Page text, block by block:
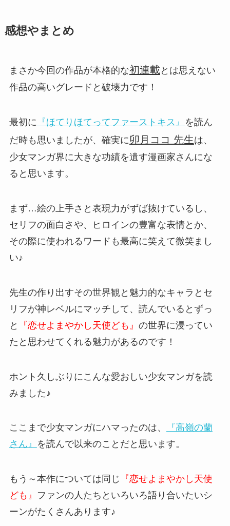
感想やまとめ
まさか今回の作品が本格的な初連載 とは思えない
作品の高いグレードと破壊力です！
最初に 『ほてりほてってファーストキス』
を読ん
だ時も思いましたが、確実に卯月ココ 先生は、
少女マンガ界に大きな功績を遺す漫画家さんにな
ると思います。
まず…絵の上手さと表現力がずば抜けているし、
セリフの面白さや、ヒロインの豊富な表情とか、
その際に使われるワードも最高に笑えて微笑まし
い♪
先生の作り出すその世界観と魅力的なキャラとセ
リフが神レベルにマッチして、読んでいるとずっ
と
『恋せよまやかし天使ども』 の世界に浸ってい
たと思わせてくれる魅力があるのです！
ホント久しぶりにこんな愛おしい少女マンガを読
みました♪
ここまで少女マンガにハマったのは、
『高嶺の蘭
さん』
を読んで以来のことだと思います。
もう～本作については同じ 『恋せよまやかし天使
ども』
ファンの人たちといろいろ語り合いたいシ
ーンがたくさんあります♪